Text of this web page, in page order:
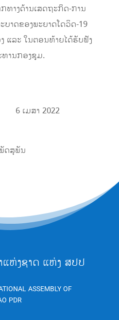
ທາງດ້ານເສດຖະກິດ-ການ
ບາດຂອງພະຍາດໂດວິດ-19
ແລະ ໃນຕອນທ້າຍໄດ້ຮັບຟັງ
ານກອງຊຸມ.
6ເມສາ 2022
ດສຸພັນ
ແຫ່ງຊາດ ແຫ່ງ ສປປ
ASSEMBLY OF
PDR